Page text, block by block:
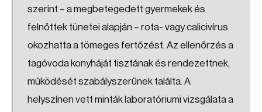
szerint – a megbetegedett gyermekek és
felnőttek tünetei alapján – rota- vagy calicivírus
okozhatta a tömeges fertőzést. Az ellenőrzés a
tagóvoda konyháját tisztának és rendezettnek,
működését szabályszerűnek találta. A
helyszínen vett minták laboratóriumi vizsgálata a